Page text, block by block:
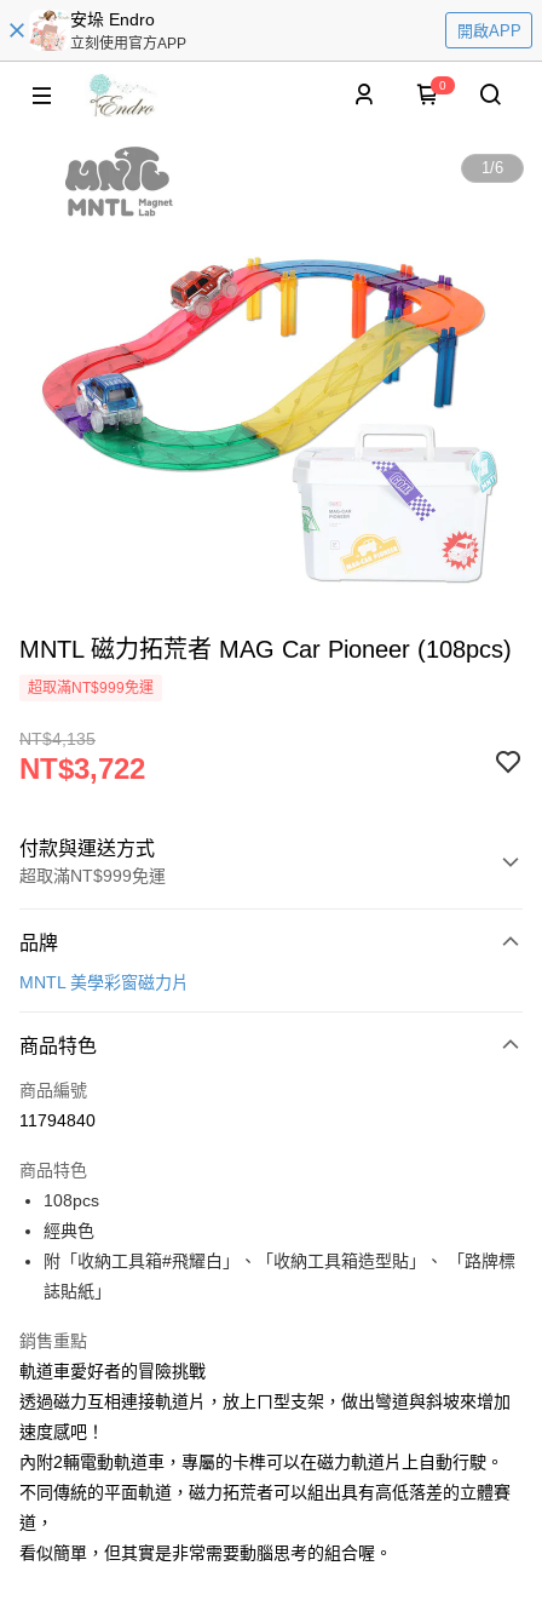
安垛 Endro
立刻使用官方APP
開啟APP
0
1/6
MNTL 磁力拓荒者 MAG Car Pioneer (108pcs)
超取滿NT$999免運
NT$4,135
NT$3,722
付款與運送方式
超取滿NT$999免運
信用卡一次付款
3 期 0 利率 每期
合作金庫商業銀行
上海商業儲蓄銀行
臺灣中小企業銀行
匯豐（台灣）商業銀行
聯邦商業銀行
元大商業銀行
永豐商業銀行
玉山商業銀行
台灣樂天信用卡公司
超商取貨付款
LINE Pay
Apple Pay
悠遊付
ATM付款
全家取貨付款
每筆NT$85，滿NT$999(含以上)免運費
付款後全家取貨
每筆NT$85，滿NT$999(含以上)免運費
付款後萊爾富取貨
每筆NT$100，滿NT$999(含以上)免運費
品牌
MNTL 美學彩窗磁力片
商品特色
商品編號
11794840
商品特色
108pcs
經典色
附「收納工具箱#飛耀白」、「收納工具箱造型貼」、 「路牌標
誌貼紙」
銷售重點
軌道車愛好者的冒險挑戰
透過磁力互相連接軌道片，放上ㄇ型支架，做出彎道與斜坡來增加
速度感吧！
內附2輛電動軌道車，專屬的卡榫可以在磁力軌道片上自動行駛。
不同傳統的平面軌道，磁力拓荒者可以組出具有高低落差的立體賽
道，
看似簡單，但其實是非常需要動腦思考的組合喔。